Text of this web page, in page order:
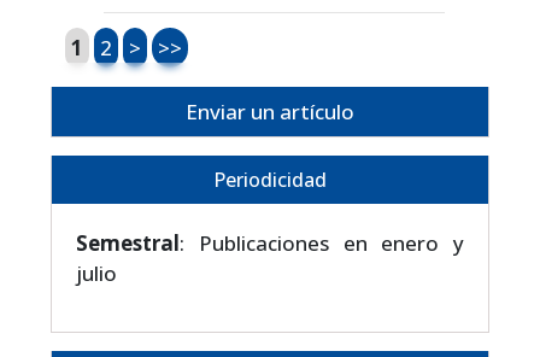
1 2 > >>
Enviar un artículo
Periodicidad
Semestral: Publicaciones en enero y
julio